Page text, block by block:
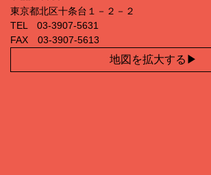
東京都北区十条台１－２－２
TEL 03‐3907‐5631
FAX 03‐3907‐5613
地図を拡大する